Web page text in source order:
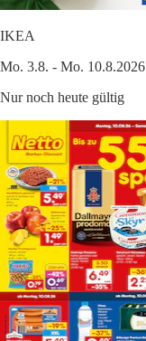
IKEA
Mo. 3.8. - Mo. 10.8.2026
Nur noch heute gültig